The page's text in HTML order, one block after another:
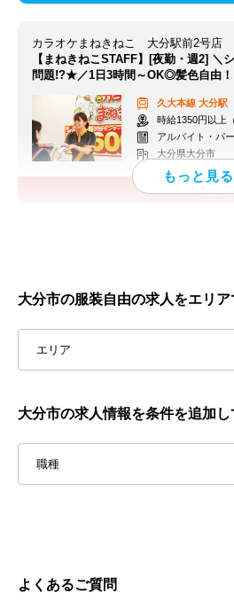
カラオケまねきねこ 大分駅前2号店
【まねきねこSTAFF】[夜勤・週2] ＼
問題!?★／1日3時間～OK◎髪色自由！
久大本線 大分駅
時給1350円以上
アルバイト・パ
大分県大分市
応
大分市の服装自由の求人をエリ
エリア
大分市の求人情報を条件を追加し
職種
よくあるご質問